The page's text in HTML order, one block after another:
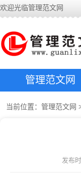
欢迎光临管理范文网
管理范文网
当前位置： 管理范文网
发布